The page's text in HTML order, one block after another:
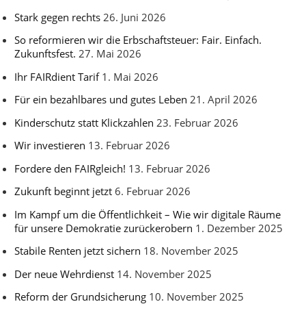
Stark gegen rechts 26. Juni 2026
So reformieren wir die Erbschaftsteuer: Fair. Einfach.
Zukunftsfest. 27. Mai 2026
Ihr FAIRdient Tarif 1. Mai 2026
Für ein bezahlbares und gutes Leben 21. April 2026
Kinderschutz statt Klickzahlen 23. Februar 2026
Wir investieren 13. Februar 2026
Fordere den FAIRgleich! 13. Februar 2026
Zukunft beginnt jetzt 6. Februar 2026
Im Kampf um die Öffentlichkeit – Wie wir digitale Räume
für unsere Demokratie zurückerobern 1. Dezember 2025
Stabile Renten jetzt sichern 18. November 2025
Der neue Wehrdienst 14. November 2025
Reform der Grundsicherung 10. November 2025